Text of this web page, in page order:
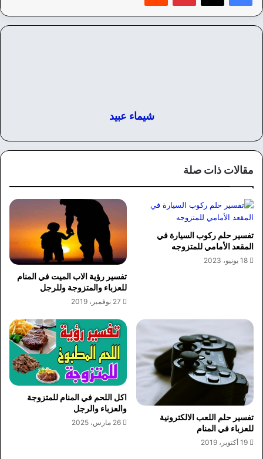
شيماء عبيد
مقالات ذات صلة
تفسير حلم ركوب السيارة في
المقعد الأمامي للمتزوجه
18 يونيو، 2023
تفسير رؤية الاب الميت في المنام
للعزباء والمتزوجة وللرجل
27 نوفمبر، 2019
تفسير حلم اللعب الالكترونية
للعزباء في المنام
19 أكتوبر، 2019
اكل اللحم في المنام للمتزوجة
والعزباء والرجل
26 مارس، 2025